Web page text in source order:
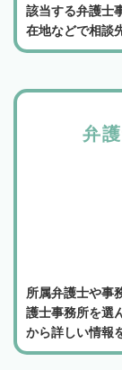
該当する弁護士
在地などで相談
弁
所属弁護士や事
護士事務所を選
から詳しい情報